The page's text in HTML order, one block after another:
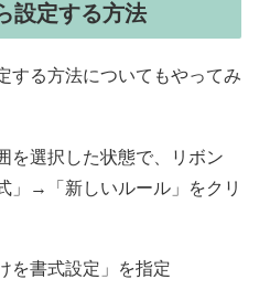
設定する方法
する方法についてもやってみ
選択した状態で、リボン
」→「新しいルール」をクリ
を書式設定」を指定